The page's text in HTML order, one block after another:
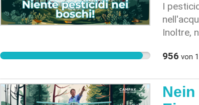
I
Inoltre,
animali,
pericolo
956 von